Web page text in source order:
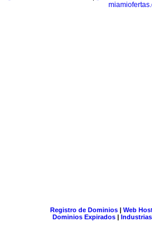
Registro de Dominios| Web
Dominios Expirados | Industrias